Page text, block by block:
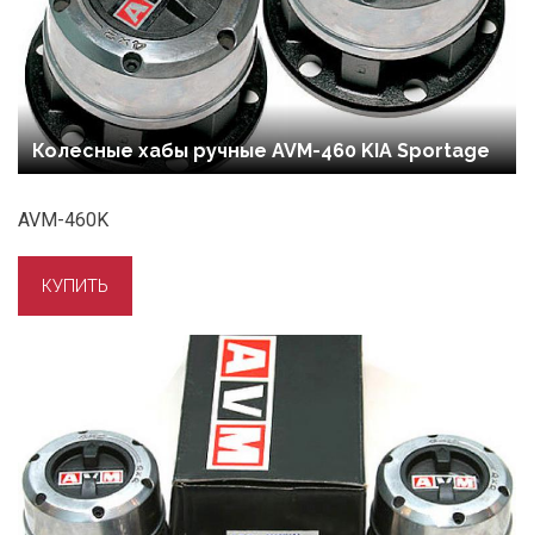
Колесные хабы ручные AVM-460 KIA Sportage
AVM-460K